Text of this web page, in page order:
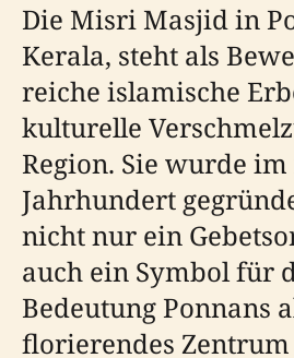
Die Misri Masjid in
Kerala, steht als
reiche islamische
kulturelle
Region. Sie wurde
Jahrhundert
nicht nur ein
auch ein Symbol für
Bedeutung Ponnans
florierendes Zentrum